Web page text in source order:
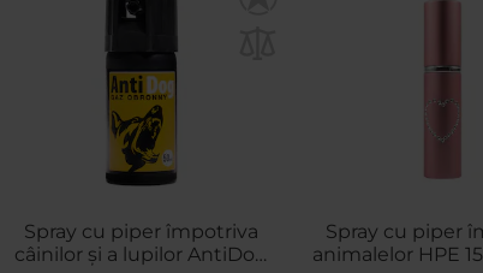
Spray cu piper împotriva
câinilor și a lupilor AntiDog
Spray cu piper
animalelor HPE